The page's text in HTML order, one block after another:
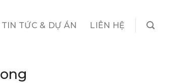
TIN TỨC & DỰ ÁN LIÊN HỆ